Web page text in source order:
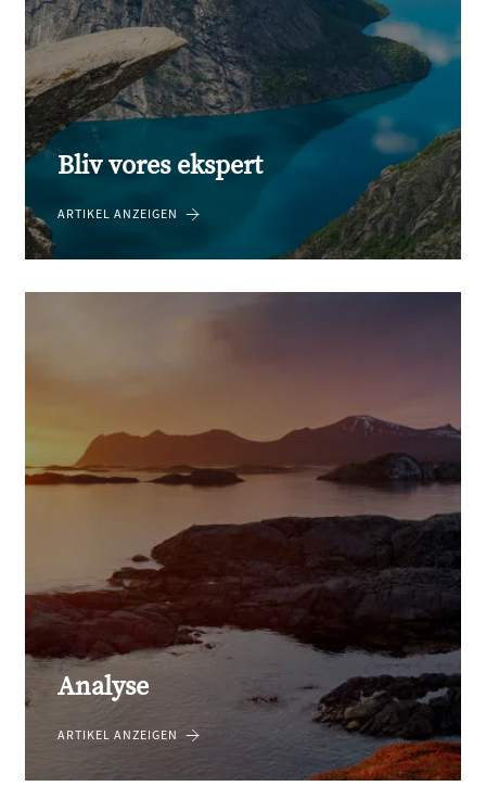
Bliv vores ekspert
ARTIKEL ANZEIGEN
Analyse
ARTIKEL ANZEIGEN